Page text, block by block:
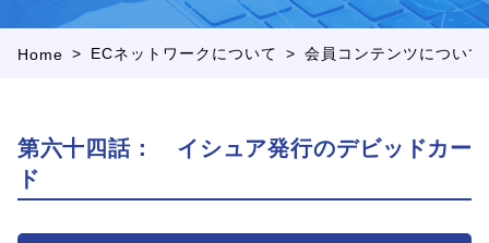
Home > ECネットワークについて > 会員コンテンツについて
第六十四話： イシュア発行のデビッドカー
ド